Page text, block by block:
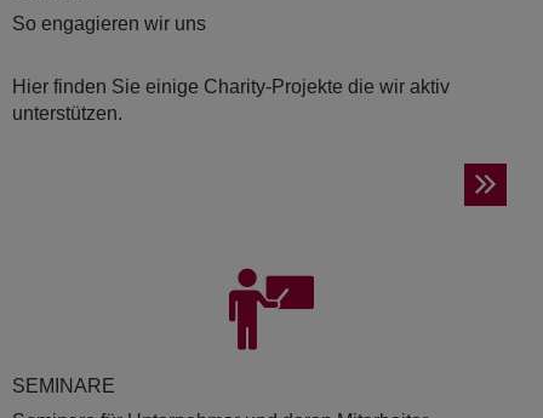
So engagieren wir uns
Hier finden Sie einige Charity-Projekte die wir aktiv
unterstützen.
SE­MI­NA­RE